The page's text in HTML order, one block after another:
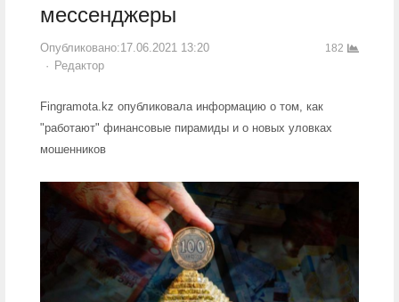
мессенджеры
Опубликовано:17.06.2021 13:20
Author
Редактор
182
Fingramota.kz опубликовала информацию о том, как
"работают" финансовые пирамиды и о новых уловках
мошенников